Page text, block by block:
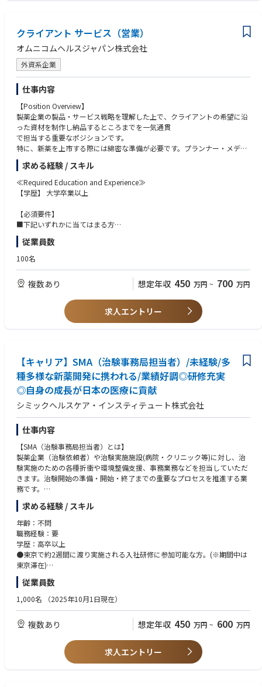
クライアント サービス（営業）
オムニコムヘルスジャパン株式会社
外資系企業
仕事内容
【Position Overview】
製薬企業の製品・サービス戦略を理解した上で、クライアントの希望に沿
った資材を制作し納品するところまでを一気通貫
で担当する重要なポジションです。
特に、新薬を上市する際には綿密な準備が必要です。プランナー・メディ
カルライター・Web ディレクター・アートディレクターな
どの専門職担当者を選抜し、プロジェクトチームを組むところから始まり
ます。このチームのプロジェクトリーダーとして、クライアン
トとのコミュニケーションを図り、情報収集に努め、同時にコスト・コン
していただくのがクライアントサービスの任務です。
新たな疾患領域を任されたり、斬新な Web ツールを求められたりするこ
業務を通してプロモーション企画や E-Detailing 企画の業務知識を身につ
けていただくことができ、医療用医薬品市場の
理解を深めていただくことが可能です。
人々の命を救い、健康生活に寄与することができる、やりがいのある仕事
です。
【Key Result Areas】
個人の売上・利益の目標を達成する
他部門・他の営業グループとの連携・協力体制の構築
• 各プロジェクトにおける関係他部門との連携、チーム体制の構築
• プロジェクトチームの業務進行管理
求める経験 / スキル
≪Required Education and Experience≫
【学歴】 大学卒業以上
【必須要件】
■下記いずれかに当てはまる方
・エージェンシー(医薬広告代理店）経験者
・製薬会社での就業経験、MR のご経験
【歓迎要件】
・ 英語（海外のプロジェクトチームとの電話会議にて使用）
・プロジェクトマネジメント経験があれば、尚可
• プロジェクトマネジメントスキル
• 売上・利益の管理、分析能力
従業員数
100名
複数あり 想定年収 450 万円 ~ 700 万円
求人エントリー
【キャリア】SMA（治験事務局担当者）/未経験/多
種多様な新薬開発に携われる/業績好調◎研修充実
◎自身の成長が日本の医療に貢献
シミックヘルスケア・インスティテュート株式会社
仕事内容
【SMA（治験事務局担当者）とは】
製薬企業（治験依頼者）や治験実施施設(病院・クリニック等)に対し、治
験実施のための各種折衝や環境整備支援、事務業務などを担当していただ
きます。治験開始の準備・開始・終了までの重要なプロセスを推進する業
務です。
【主な業務内容】
●社内や社外の関係者との交渉・相談
●院内スタッフとの調整支援
●治験実施の可能性を確認するための調査
●治験に関する事務的業務の全体支援
<サポート体制>
入社者の大半が未経験者ですが、入社時研修やフォローアップ研修、OJT
など、自立へのサポート体制が充実しておりますのでご安心ください。
営業要素が多く、エリアや時期等によって異なりますが、外勤5から7割：
求める経験 / スキル
年齢：不問
職務経験：要
学歴：高卒以上
●東京で約2週間に渡り実施される入社研修に参加可能な方。(※期間中は
東京滞在)
かつ、以下いずれかのご経験を3年以上お持ちの方
●業界問わず折衝や交渉などの営業経験がある方。
営・店長・SV等）
●医療業界での営業経験がある方。(MR・MS・医療機器営業等)
●治験業界での営業経験がある方。(施設開拓・メーカー向け営業等)
従業員数
1,000名 （2025年10月1日現在）
複数あり 想定年収 450 万円 ~ 600 万円
求人エントリー